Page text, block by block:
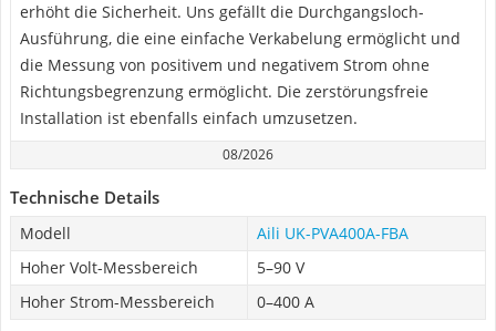
erhöht die Sicherheit. Uns gefällt die Durchgangsloch-
Ausführung, die eine einfache Verkabelung ermöglicht und
die Messung von positivem und negativem Strom ohne
Richtungsbegrenzung ermöglicht. Die zerstörungsfreie
Installation ist ebenfalls einfach umzusetzen.
08/2026
Technische Details
Modell
Aili UK-PVA400A-FBA
Hoher Volt-Messbereich
5–90 V
Hoher Strom-Messbereich
0–400 A